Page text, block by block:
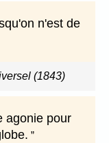
n'est de
(1843)
agonie pour